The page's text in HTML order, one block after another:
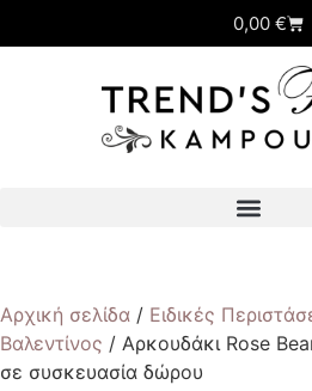
0,00 €
Αρχική σελίδα / Ειδικές
Βαλεντίνος / Αρκουδάκι Rose
σε συσκευασία δώρου